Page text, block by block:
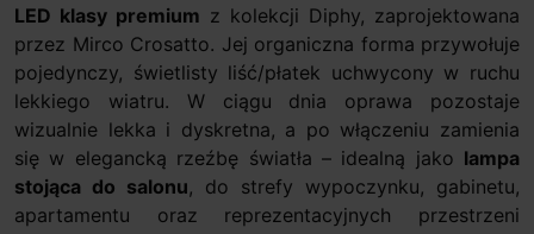
LED klasy premium z kolekcji Diphy, zaprojektowana
przez Mirco Crosatto. Jej organiczna forma przywołuje
pojedynczy, świetlisty liść/płatek uchwycony w ruchu
lekkiego wiatru. W ciągu dnia oprawa pozostaje
wizualnie lekka i dyskretna, a po włączeniu zamienia
się w elegancką rzeźbę światła – idealną jako lampa
stojąca do salonu, do strefy wypoczynku, gabinetu,
apartamentu oraz reprezentacyjnych przestrzeni